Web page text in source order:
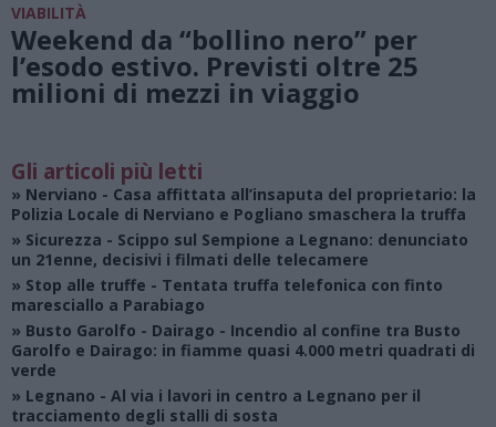
VIABILITÀ
Weekend da “bollino nero” per
l’esodo estivo. Previsti oltre 25
milioni di mezzi in viaggio
Gli articoli più letti
» Nerviano - Casa affittata all’insaputa del proprietario: la
Polizia Locale di Nerviano e Pogliano smaschera la truffa
» Sicurezza - Scippo sul Sempione a Legnano: denunciato
un 21enne, decisivi i filmati delle telecamere
» Stop alle truffe - Tentata truffa telefonica con finto
maresciallo a Parabiago
» Busto Garolfo - Dairago - Incendio al confine tra Busto
Garolfo e Dairago: in fiamme quasi 4.000 metri quadrati di
verde
» Legnano - Al via i lavori in centro a Legnano per il
tracciamento degli stalli di sosta